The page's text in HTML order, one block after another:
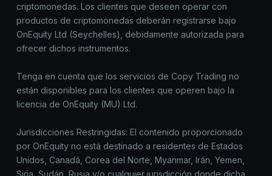
criptomonedas. Los clientes que deseen operar con
productos de criptomonedas deberán registrarse bajo
OnEquity Ltd (Seychelles), debidamente autorizada para
ofrecer dichos instrumentos.
Tenga en cuenta que los servicios de Copy Trading no
están disponibles para los clientes que operen bajo la
licencia de OnEquity (MU) Ltd.
Jurisdicciones Restringidas: El contenido proporcionado
por OnEquity no está destinado a residentes de Estados
Unidos, Canadá, Corea del Norte, Myanmar, Irán, Yemen,
Siria, Sudán, Rusia y/o cualquier jurisdicción donde dicha